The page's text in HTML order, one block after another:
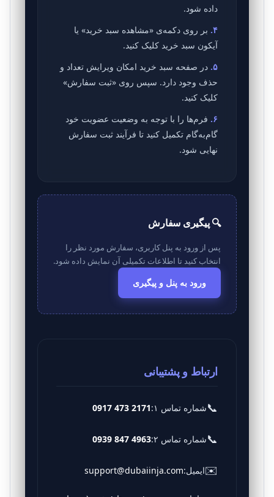
داده شود.
۴. بر روی دکمه‌ی «مشاهده سبد خرید» یا
آیکون سبد خرید کلیک کنید.
۵. در صفحه سبد خرید امکان ویرایش تعداد و
حذف وجود دارد. سپس روی «ثبت سفارش»
کلیک کنید.
۶. فرم‌ها را با توجه به وضعیت عضویت خود
گام‌به‌گام تکمیل کنید تا فرآیند ثبت سفارش
نهایی شود.
🔍 پیگیری سفارش
پس از ورود به پنل کاربری، سفارش مورد نظر را
انتخاب کنید تا اطلاعات تکمیلی آن نمایش داده شود.
ورود به پنل و پیگیری
ارتباط و پشتیبانی
📞شماره تماس ۱: 0917 473 2171
📞شماره تماس ۲: 0939 847 4963
✉️ایمیل:support@dubaiinja.com